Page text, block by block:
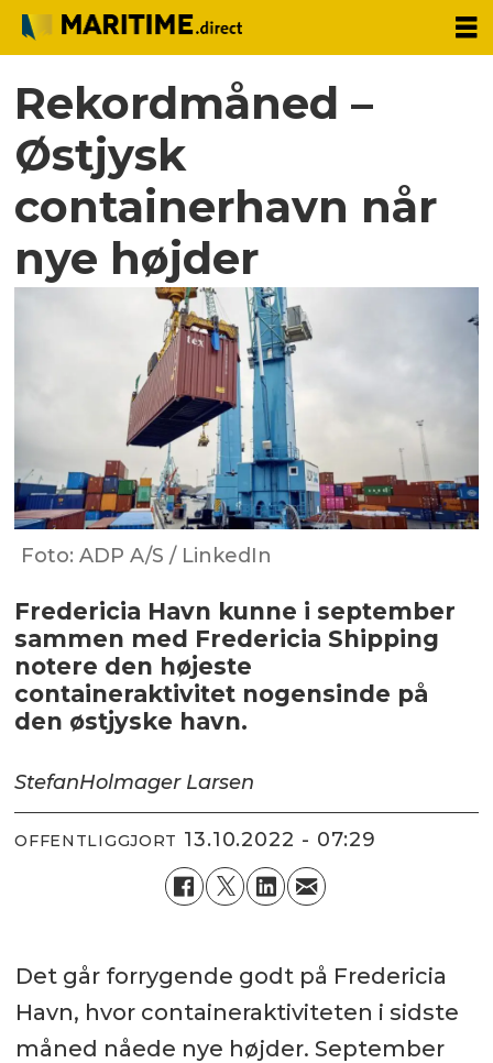
Rekordmåned –
Østjysk
containerhavn når
nye højder
Foto: ADP A/S / LinkedIn
Fredericia Havn kunne i september
sammen med Fredericia Shipping
notere den højeste
containeraktivitet nogensinde på
den østjyske havn.
StefanHolmager Larsen
OFFENTLIGGJORT 13.10.2022 - 07:29
Det går forrygende godt på Fredericia
Havn, hvor containeraktiviteten i sidste
måned nåede nye højder. September